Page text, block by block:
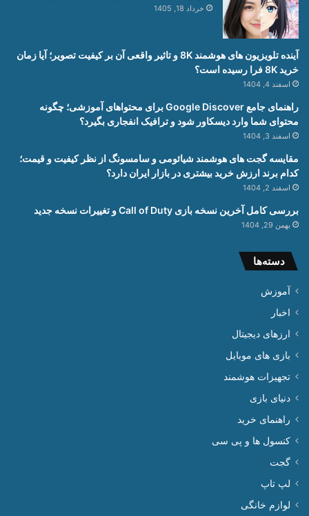
خرداد 18, 1405
آینده تلویزیون های هوشمند 8K و تاثیر واقعی آن بر کیفیت تصویر؛ آیا زمان
خرید 8K فرا رسیده است؟
اسفند 4, 1404
راهنمای جامع Google Discover برای محتواهای آموزشی؛ چگونه
محتوای شما وارد دیسکاور شود و ترافیک انفجاری بگیرد؟
اسفند 3, 1404
مقایسه گجت های هوشمند شیائومی و سامسونگ از نظر کیفیت و قیمت؛
کدام برند ارزش خرید بیشتری در بازار ایران دارد؟
اسفند 2, 1404
بررسی کامل آخرین نسخه بازی Call of Duty و تغییرات نسخه جدید
بهمن 29, 1404
دسته‌ها
آموزش
اخبار
ارزهای دیجیتال
بازی های موبایل
تجهیزات هوشمند
دنیای بازی
راهنمای خرید
کنسول ها و پی سی
گجت
لپ تاپ
لوازم خانگی